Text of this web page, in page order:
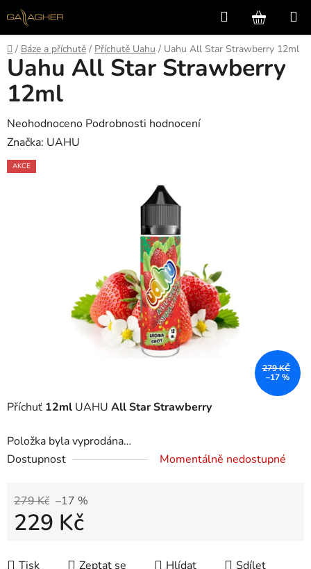
Přejít
na
obsah
Hledat
KOŠÍK
Domů
/ Báze a příchutě / Příchutě Uahu / Uahu All Star Strawberry 12ml
Příchuť 12ml UAHU All Star Strawberry
Položka byla vyprodána…
Dostupnost
Momentálně nedostupné
279 Kč –17 %
229 Kč
Tisk
Zeptat se Hlídat Sdílet
Uahu All Star Strawberry
12ml
Průměrné
hodnocení
produktu
Neohodnoceno Podrobnosti hodnocení
Značka: UAHU
AKCE
279 KČ
–17 %